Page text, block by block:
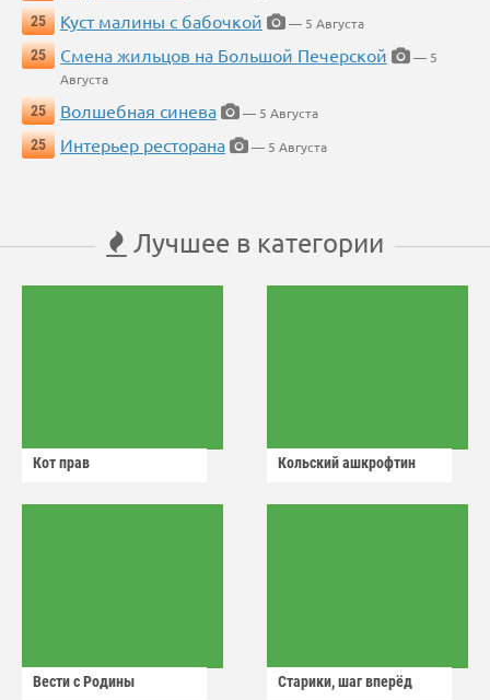
25
Куст малины с бабочкой
— 5 Августа
25
Смена жильцов на Большой Печерской
— 5
Августа
25
Волшебная синева
— 5 Августа
25
Интерьер ресторана — 5 Августа
Лучшее в категории
Кот прав Кольский ашкрофтин
Вести с Родины Старики, шаг вперёд